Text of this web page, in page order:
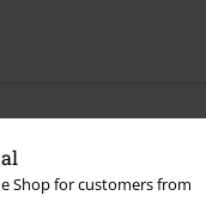
Shop for customers from